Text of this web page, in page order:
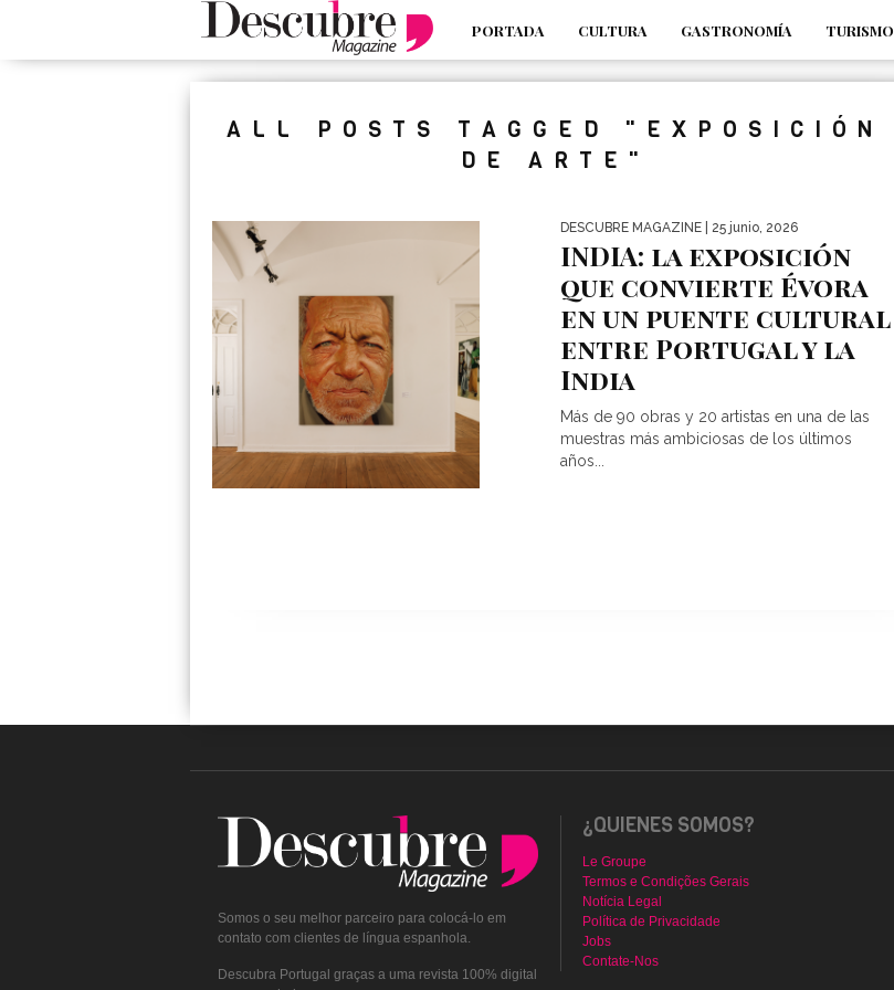
PORTADA CULTURA GASTRONOMÍA TURISMO
google-site-verification=_UCdsju0_s7tEFgjpjNYWdThIX7oTMtHhdhYNQ_fdM4
ALL POSTS TAGGED "EXPOSICIÓN
DE ARTE"
DESCUBRE MAGAZINE | 25 junio, 2026
INDIA: la exposición
que convierte Évora
en un puente cultural
entre Portugal y la
India
Más de 90 obras y 20 artistas en una de las
muestras más ambiciosas de los últimos
años...
Somos o seu melhor parceiro para colocá-lo em
contato com clientes de língua espanhola.
Descubra Portugal graças a uma revista 100% digital
¿QUIENES SOMOS?
Le Groupe
Termos e Condições Gerais
Notícia Legal
Política de Privacidade
Jobs
Contate-Nos